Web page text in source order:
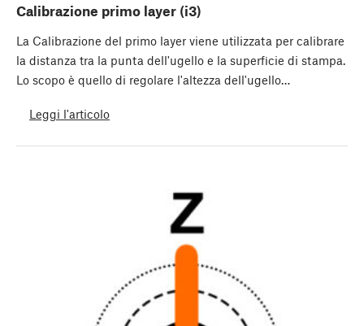
Calibrazione primo layer (i3)
La Calibrazione del primo layer viene utilizzata per calibrare
la distanza tra la punta dell'ugello e la superficie di stampa.
Lo scopo è quello di regolare l'altezza dell'ugello…
Leggi l'articolo